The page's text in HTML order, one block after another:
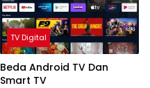
TV Digital
Beda Android TV Dan
Smart TV